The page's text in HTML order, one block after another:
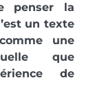
penser la
un texte
une
que
de